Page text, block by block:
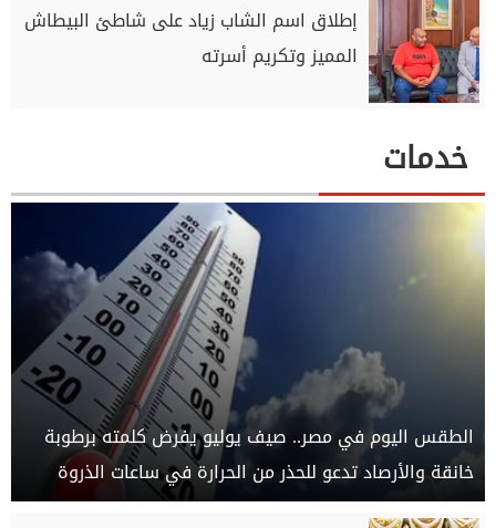
إطلاق اسم الشاب زياد على شاطئ البيطاش
المميز وتكريم أسرته
خدمات
الطقس اليوم في مصر.. صيف يوليو يفرض كلمته برطوبة
خانقة والأرصاد تدعو للحذر من الحرارة في ساعات الذروة